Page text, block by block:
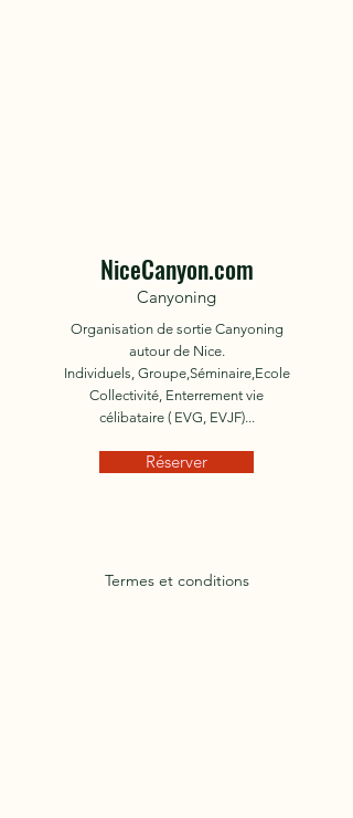
NiceCanyon.com
Canyoning
Organisation de sortie Canyoning
autour de Nice.
Individuels, Groupe,Séminaire,Ecole
Collectivité, Enterrement vie
célibataire ( EVG, EVJF)...
Réserver
Termes et conditions